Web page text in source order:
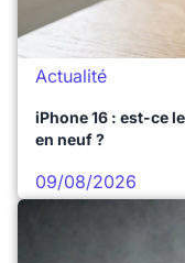
Actualité
iPhone 16 : est-ce
en neuf ?
09/08/2026